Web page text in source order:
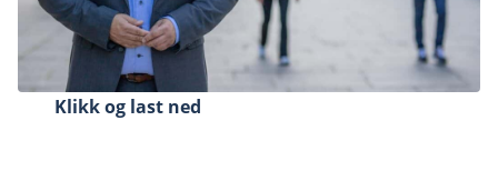
Klikk og last ned